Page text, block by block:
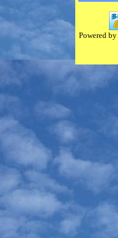
Powered by